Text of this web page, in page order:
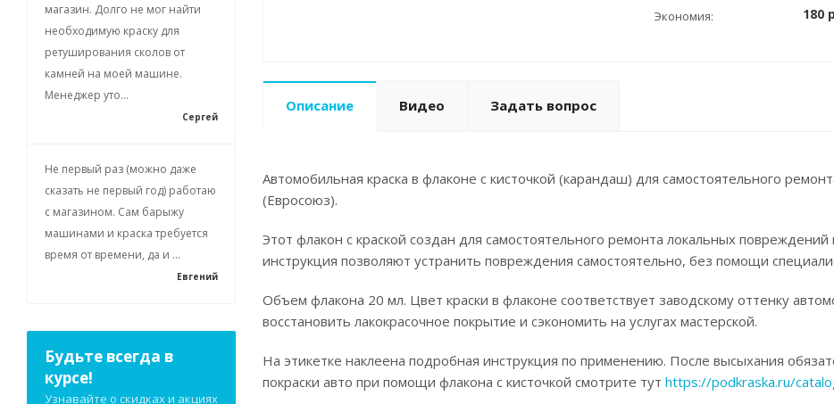
Экономия: 180
Описание Видео Задать вопрос
Автомобильная краска в флаконе с кисточкой (карандаш) для самостоятельного
(Евросоюз).
Этот флакон с краской создан для самостоятельного ремонта локальных
инструкция позволяют устранить повреждения самостоятельно, без помощи
Объем флакона 20 мл. Цвет краски в флаконе соответствует заводскому оттенку
восстановить лакокрасочное покрытие и сэкономить на услугах мастерской.
На этикетке наклеена подробная инструкция по применению. После высыхания
покраски авто при помощи флакона с кисточкой смотрите тут https://podkraska.ru/
магазин. Долго не мог найти
необходимую краску для
ретуширования сколов от
камней на моей машине.
Менеджер уто...
Сергей
Не первый раз (можно даже
сказать не первый год) работаю
с магазином. Сам барыжу
машинами и краска требуется
время от времени, да и ...
Евгений
Будьте всегда в
курсе!
Узнавайте о скидках и акциях